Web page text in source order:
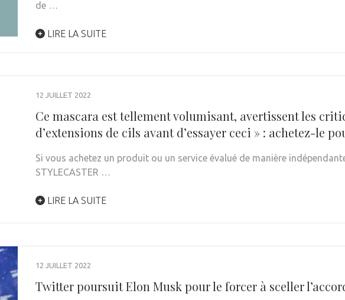
de …
LIRE LA SUITE
12 JUILLET 2022
Ce mascara est tellement volumisant, avertissent les
d’extensions de cils avant d’essayer ceci » : achetez-le
Si vous achetez un produit ou un service évalué de manière
STYLECASTER …
LIRE LA SUITE
12 JUILLET 2022
Twitter poursuit Elon Musk pour le forcer à sceller